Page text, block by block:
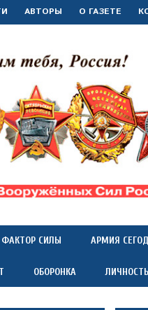
АВТОРЫ О ГАЗЕТЕ
ФАКТОР СИЛЫ АРМИЯ
ОБОРОНКА ЛИЧНОСТЬ